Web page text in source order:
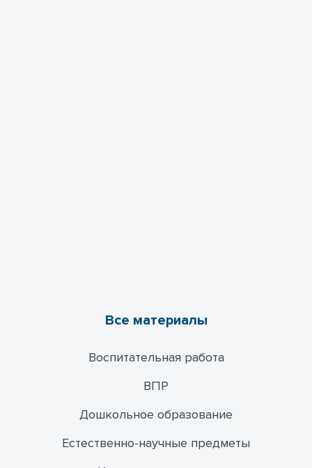
Все материалы
Воспитательная работа
ВПР
Дошкольное образование
Естественно-научные предметы